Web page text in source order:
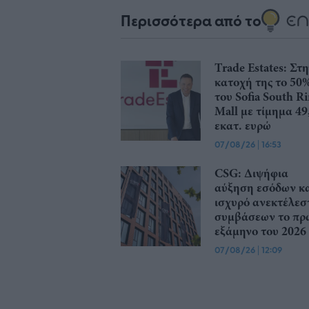
Περισσότερα από το
Trade Estates:
κατοχή της το
του Sofia South
Mall με τίμημα
εκατ. ευρώ
07/08/26 | 16:53
CSG: Διψήφια
αύξηση εσόδων
ισχυρό
συμβάσεων το
εξάμηνο του 2026
07/08/26 | 12:09